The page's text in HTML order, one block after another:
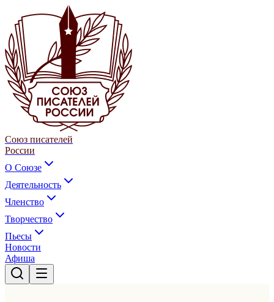
Союз писателей
России
О Союзе
Деятельность
Членство
Творчество
Пьесы
Новости
Афиша